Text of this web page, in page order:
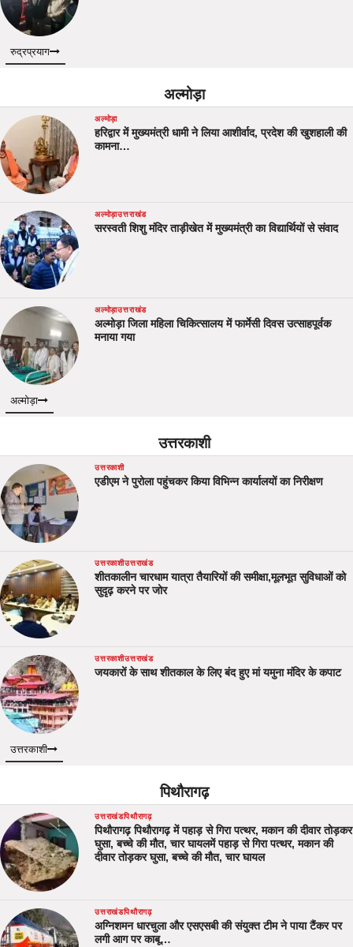
रुद्रप्रयाग
अल्मोड़ा
अल्मोड़ा
हरिद्वार में मुख्यमंत्री धामी ने लिया आशीर्वाद, प्रदेश की खुशहाली की
कामना…
अल्मोड़ाउत्तराखंड
सरस्वती शिशु मंदिर ताड़ीखेत में मुख्यमंत्री का विद्यार्थियों से संवाद
अल्मोड़ाउत्तराखंड
अल्मोड़ा जिला महिला चिकित्सालय में फार्मेसी दिवस उत्साहपूर्वक
मनाया गया
अल्मोड़ा
उत्तरकाशी
उत्तरकाशी
एडीएम ने पुरोला पहुंचकर किया विभिन्न कार्यालयों का निरीक्षण
उत्तरकाशीउत्तराखंड
शीतकालीन चारधाम यात्रा तैयारियों की समीक्षा,मूलभूत सुविधाओं को
सुदृढ़ करने पर जोर
उत्तरकाशीउत्तराखंड
जयकारों के साथ शीतकाल के लिए बंद हुए मां यमुना मंदिर के कपाट
उत्तरकाशी
पिथौरागढ़
उत्तराखंडपिथौरागढ़
पिथौरागढ़ पिथौरागढ़ में पहाड़ से गिरा पत्थर, मकान की दीवार तोड़कर
घुसा, बच्चे की मौत, चार घायलमें पहाड़ से गिरा पत्थर, मकान की
दीवार तोड़कर घुसा, बच्चे की मौत, चार घायल
उत्तराखंडपिथौरागढ़
अग्निशमन धारचुला और एसएसबी की संयुक्त टीम ने पाया टैंकर पर
लगी आग पर काबू…